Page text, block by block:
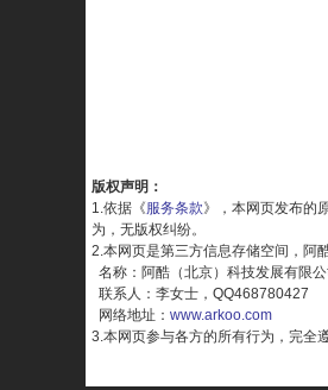
版权声明：
1.依据《服务条款》，本网页发布的
为，无版权纠纷。
2.本网页是第三方信息存储空间，阿
名称：阿酷（北京）科技发展有限公
联系人：李女士，QQ468780427
网络地址： www.arkoo.com
3.本网页参与各方的所有行为，完全